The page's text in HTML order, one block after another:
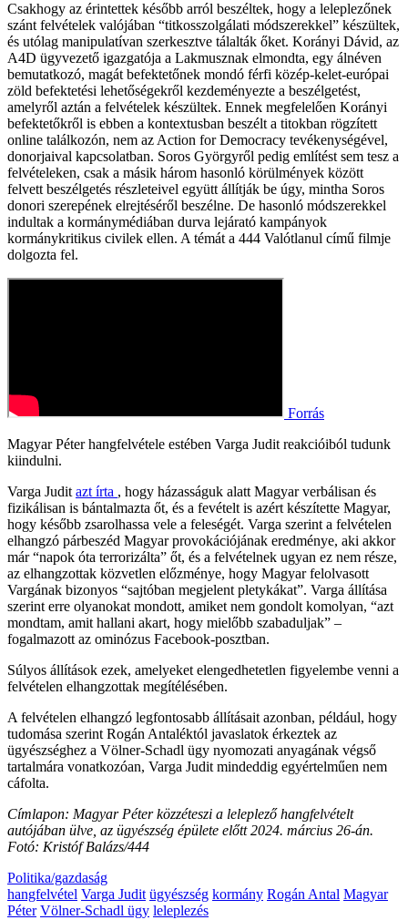
Csakhogy az érintettek később arról beszéltek, hogy a leleplezőnek
szánt felvételek valójában “titkosszolgálati módszerekkel” készültek,
és utólag manipulatívan szerkesztve tálalták őket. Korányi Dávid, az
A4D ügyvezető igazgatója a Lakmusznak elmondta, egy álnéven
bemutatkozó, magát befektetőnek mondó férfi közép-kelet-európai
zöld befektetési lehetőségekről kezdeményezte a beszélgetést,
amelyről aztán a felvételek készültek. Ennek megfelelően Korányi
befektetőkről is ebben a kontextusban beszélt a titokban rögzített
online találkozón, nem az Action for Democracy tevékenységével,
donorjaival kapcsolatban. Soros Györgyről pedig említést sem tesz a
felvételeken, csak a másik három hasonló körülmények között
felvett beszélgetés részleteivel együtt állítják be úgy, mintha Soros
donori szerepének elrejtéséről beszélne. De hasonló módszerekkel
indultak a kormánymédiában durva lejárató kampányok
kormánykritikus civilek ellen. A témát a 444 Valótlanul című filmje
dolgozta fel.
Forrás
Magyar Péter hangfelvétele estében Varga Judit reakcióiból tudunk
kiindulni.
Varga Juditazt írta , hogy házasságuk alatt Magyar verbálisan és
fizikálisan is bántalmazta őt, és a fevételt is azért készítette Magyar,
hogy később zsarolhassa vele a feleségét. Varga szerint a felvételen
elhangzó párbeszéd Magyar provokációjának eredménye, aki akkor
már “napok óta terrorizálta” őt, és a felvételnek ugyan ez nem része,
az elhangzottak közvetlen előzménye, hogy Magyar felolvasott
Vargának bizonyos “sajtóban megjelent pletykákat”. Varga állítása
szerint erre olyanokat mondott, amiket nem gondolt komolyan, “azt
mondtam, amit hallani akart, hogy mielőbb szabaduljak” –
fogalmazott az ominózus Facebook-posztban.
Súlyos állítások ezek, amelyeket elengedhetetlen figyelembe venni a
felvételen elhangzottak megítélésében.
A felvételen elhangzó legfontosabb állításait azonban, például, hogy
tudomása szerint Rogán Antaléktól javaslatok érkeztek az
ügyészséghez a Völner-Schadl ügy nyomozati anyagának végső
tartalmára vonatkozóan, Varga Judit mindeddig egyértelműen nem
cáfolta.
Címlapon: Magyar Péter közzéteszi a leleplező hangfelvételt
autójában ülve, az ügyészség épülete előtt 2024. március 26-án.
Fotó: Kristóf Balázs/444
Politika/gazdaság
hangfelvétel Varga Judit ügyészség kormány Rogán Antal Magyar
Péter Völner-Schadl ügy leleplezés